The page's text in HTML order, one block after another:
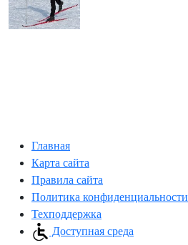
Главная
Карта сайта
Правила сайта
Политика конфиденциальности
Техподдержка
Доступная среда